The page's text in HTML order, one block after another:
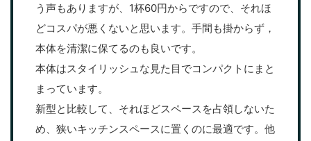
う声もありますが、1杯60円からですので、それほ
どコスパが悪くないと思います。手間も掛からず，
本体を清潔に保てるのも良いです。
本体はスタイリッシュな見た目でコンパクトにまと
まっています。
新型と比較して、それほどスペースを占領しないた
め、狭いキッチンスペースに置くのに最適です。他